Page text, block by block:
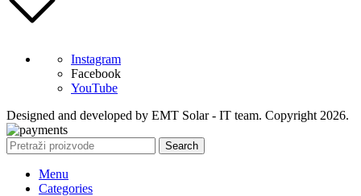
Instagram
Facebook
YouTube
Designed and developed by EMT Solar - IT team. Copyright 2026.
Search
Menu
Categories